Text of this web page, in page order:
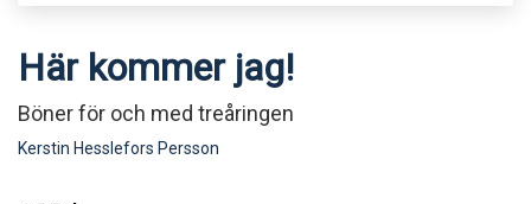
Här kommer jag!
Böner för och med treåringen
Kerstin Hesslefors Persson